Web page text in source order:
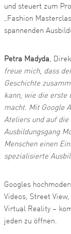
und steuert zum
„Fashion
spannenden
Petra Madyda,
freue mich, dass
Geschichte
kann, wie die erste
macht. Mit Google
Ateliers und auf die
Ausbildungsgang
Menschen einen
spezialisierte
Googles
Videos, Street
Virtual Reality –
jeden zu öffnen.